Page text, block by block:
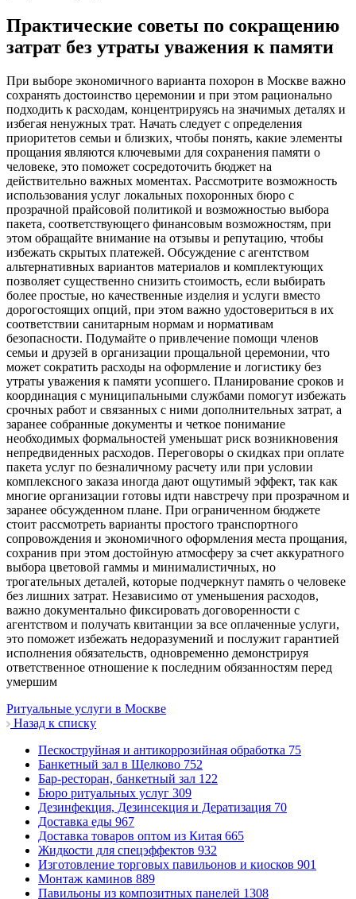
Практические советы по сокращению
затрат без утраты уважения к памяти
При выборе экономичного варианта похорон в Москве важно
сохранять достоинство церемонии и при этом рационально
подходить к расходам, концентрируясь на значимых деталях и
избегая ненужных трат. Начать следует с определения
приоритетов семьи и близких, чтобы понять, какие элементы
прощания являются ключевыми для сохранения памяти о
человеке, это поможет сосредоточить бюджет на
действительно важных моментах. Рассмотрите возможность
использования услуг локальных похоронных бюро с
прозрачной прайсовой политикой и возможностью выбора
пакета, соответствующего финансовым возможностям, при
этом обращайте внимание на отзывы и репутацию, чтобы
избежать скрытых платежей. Обсуждение с агентством
альтернативных вариантов материалов и комплектующих
позволяет существенно снизить стоимость, если выбирать
более простые, но качественные изделия и услуги вместо
дорогостоящих опций, при этом важно удостовериться в их
соответствии санитарным нормам и нормативам
безопасности. Подумайте о привлечение помощи членов
семьи и друзей в организации прощальной церемонии, что
может сократить расходы на оформление и логистику без
утраты уважения к памяти усопшего. Планирование сроков и
координация с муниципальными службами помогут избежать
срочных работ и связанных с ними дополнительных затрат, а
заранее собранные документы и четкое понимание
необходимых формальностей уменьшат риск возникновения
непредвиденных расходов. Переговоры о скидках при оплате
пакета услуг по безналичному расчету или при условии
комплексного заказа иногда дают ощутимый эффект, так как
многие организации готовы идти навстречу при прозрачном и
заранее обсужденном плане. При ограниченном бюджете
стоит рассмотреть варианты простого транспортного
сопровождения и экономичного оформления места прощания,
сохранив при этом достойную атмосферу за счет аккуратного
выбора цветовой гаммы и минималистичных, но
трогательных деталей, которые подчеркнут память о человеке
без лишних затрат. Независимо от уменьшения расходов,
важно документально фиксировать договоренности с
агентством и получать квитанции за все оплаченные услуги,
это поможет избежать недоразумений и послужит гарантией
исполнения обязательств, одновременно демонстрируя
ответственное отношение к последним обязанностям перед
умершим
Ритуальные услуги в Москве
Назад к списку
Пескоструйная и антикоррозийная обработка 75
Банкетный зал в Щелково 752
Бар-ресторан, банкетный зал 122
Бюро ритуальных услуг 309
Дезинфекция, Дезинсекция и Дератизация 70
Доставка еды 967
Доставка товаров оптом из Китая 665
Жидкости для спецэффектов 932
Изготовление торговых павильонов и киосков 901
Монтаж каминов 889
Павильоны из композитных панелей 1308